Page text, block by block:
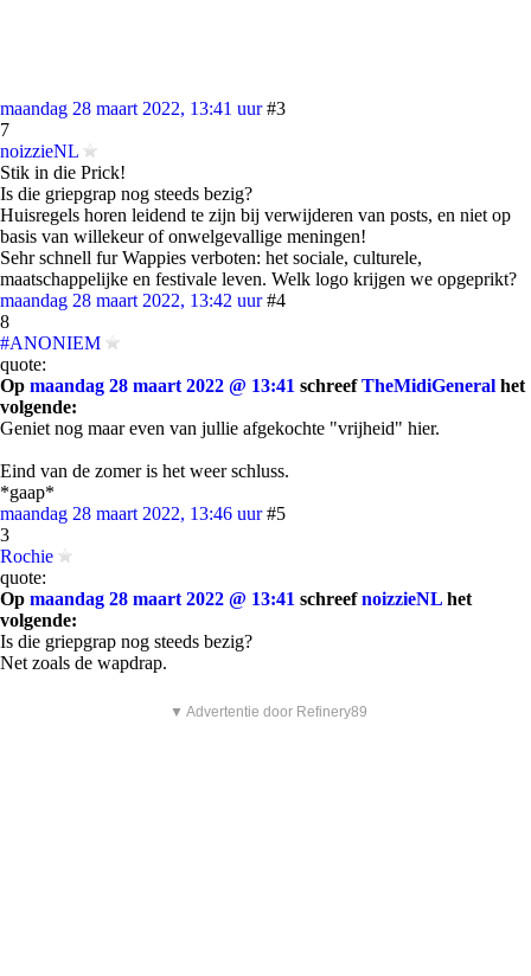
maandag 28 maart 2022, 13:41 uur #3
7
noizzieNL
Stik in die Prick!
Is die griepgrap nog steeds bezig?
Huisregels horen leidend te zijn bij verwijderen van posts, en niet op
basis van willekeur of onwelgevallige meningen!
Sehr schnell fur Wappies verboten: het sociale, culturele,
maatschappelijke en festivale leven. Welk logo krijgen we opgeprikt?
maandag 28 maart 2022, 13:42 uur #4
8
#ANONIEM
quote:
Op maandag 28 maart 2022 @ 13:41 schreefTheMidiGeneral het
volgende:
Geniet nog maar even van jullie afgekochte "vrijheid" hier.
Eind van de zomer is het weer schluss.
*gaap*
maandag 28 maart 2022, 13:46 uur #5
3
Rochie
quote:
Op maandag 28 maart 2022 @ 13:41 schreefnoizzieNL het
volgende:
Is die griepgrap nog steeds bezig?
Net zoals de wapdrap.
▼ Advertentie door Refinery89